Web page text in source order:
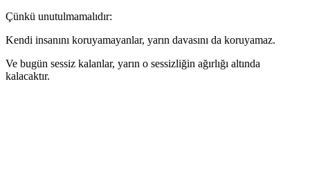
Çünkü unutulmamalıdır:
Kendi insanını koruyamayanlar, yarın davasını da koruyamaz.
Ve bugün sessiz kalanlar, yarın o sessizliğin ağırlığı altında
kalacaktır.